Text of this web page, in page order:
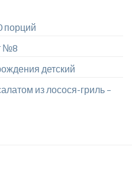
порций
№8
детский
из лосося-гриль –